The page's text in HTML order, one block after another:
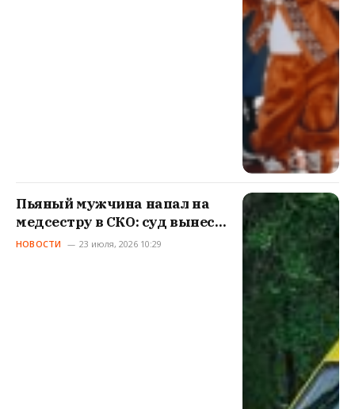
Пьяный мужчина напал на
медсестру в СКО: суд вынес
приговор
НОВОСТИ 23 июля, 2026 10:29